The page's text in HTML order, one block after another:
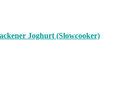
Joghurt (Slowcooker)